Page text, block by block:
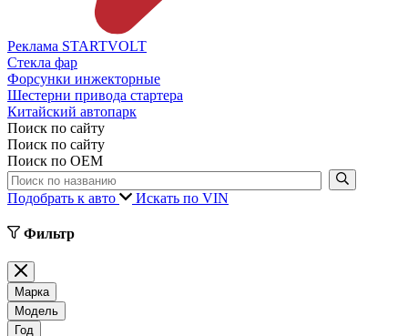
Реклама STARTVOLT
Стекла фар
Форсунки инжекторные
Шестерни привода стартера
Китайский автопарк
Поиск по сайту
Поиск по сайту
Поиск по ОЕМ
Подобрать к авто Искать по VIN
Фильтр
Марка
Модель
Год